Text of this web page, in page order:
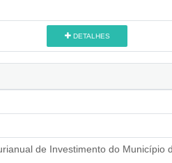
DETALHES
de Investimento do Município